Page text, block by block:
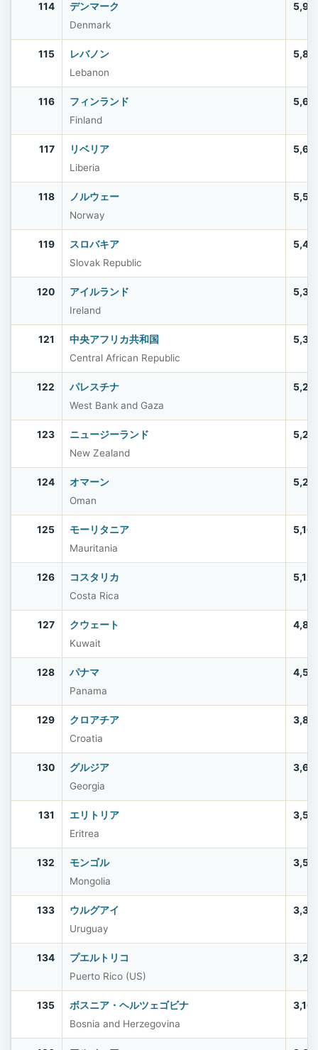
114
デンマーク
Denmark
115
レバノン
Lebanon
116
フィンランド
Finland
117
リベリア
Liberia
118
ノルウェー
Norway
119
スロバキア
Slovak Republic
120
アイルランド
Ireland
121
中央アフリカ共和国
Central African Republic
122
パレスチナ
West Bank and Gaza
123
ニュージーランド
New Zealand
124
オマーン
Oman
125
モーリタニア
Mauritania
126
コスタリカ
Costa Rica
127
クウェート
Kuwait
128
パナマ
Panama
129
クロアチア
Croatia
130
グルジア
Georgia
131
エリトリア
Eritrea
132
モンゴル
Mongolia
133
ウルグアイ
Uruguay
134
プエルトリコ
Puerto Rico (US)
135
ボスニア・ヘルツェゴビナ
Bosnia and Herzegovina